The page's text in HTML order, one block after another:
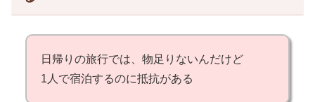
日帰りの旅行では、物足りないんだけど
1人で宿泊するのに抵抗がある